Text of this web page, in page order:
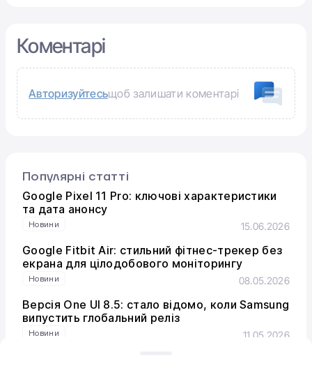
Коментарі
Авторизуйтесьщоб залишати коментарі
Популярні статті
Google Pixel 11 Pro: ключові характеристики
та дата анонсу
Новини 15.06.2026
Google Fitbit Air: стильний фітнес-трекер без
екрана для цілодобового моніторингу
Новини 08.05.2026
Версія One UI 8.5: стало відомо, коли Samsung
випустить глобальний реліз
Новини 11.05.2026